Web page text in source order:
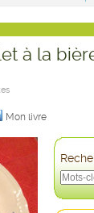
à la
Mon livre